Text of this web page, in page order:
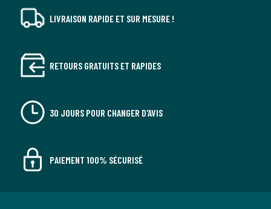
LIVRAISON RAPIDE ET SUR MESURE !
RETOURS GRATUITS ET RAPIDES
30 JOURS POUR CHANGER D'AVIS
PAIEMENT 100% SÉCURISÉ